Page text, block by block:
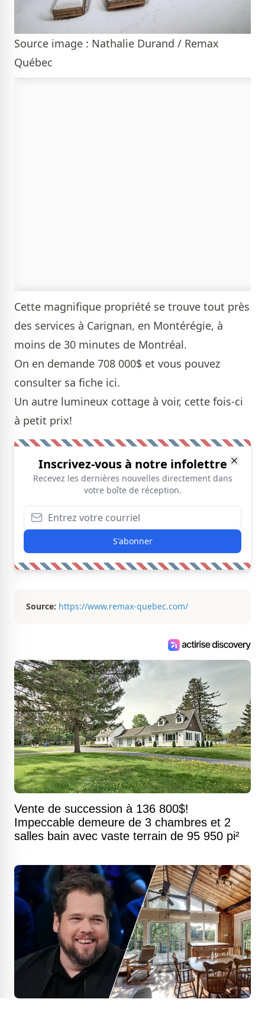
Source image : Nathalie Durand / Remax
Québec
Cette magnifique propriété se trouve tout près
des services à Carignan, en Montérégie, à
moins de 30 minutes de Montréal.
On en demande 708 000$ et vous pouvez
consulter sa fiche ici.
Un autre lumineux cottage à voir, cette fois-ci
à petit prix!
Inscrivez-vous à notre infolettre
Recevez les dernières nouvelles directement dans
votre boîte de réception.
S'abonner
Source: https://www.remax-quebec.com/
Vente de succession à 136 800$!
Impeccable demeure de 3 chambres et 2
salles bain avec vaste terrain de 95 950 pi²